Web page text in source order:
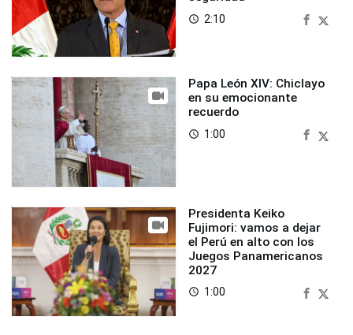
access_time 2:10
Papa León XIV: Chiclayo
en su emocionante
recuerdo
access_time 1:00
Presidenta Keiko
Fujimori: vamos a dejar
el Perú en alto con los
Juegos Panamericanos
2027
access_time 1:00